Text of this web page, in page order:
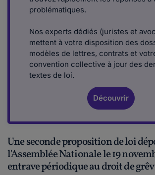
problématiques.
Nos experts dédiés (juristes et
mettent à votre disposition des
modèles de lettres, contrats et
convention collective à jour des
textes de loi.
Découvrir
Une seconde proposition de loi
l'Assemblée Nationale le 19
entrave périodique au droit de